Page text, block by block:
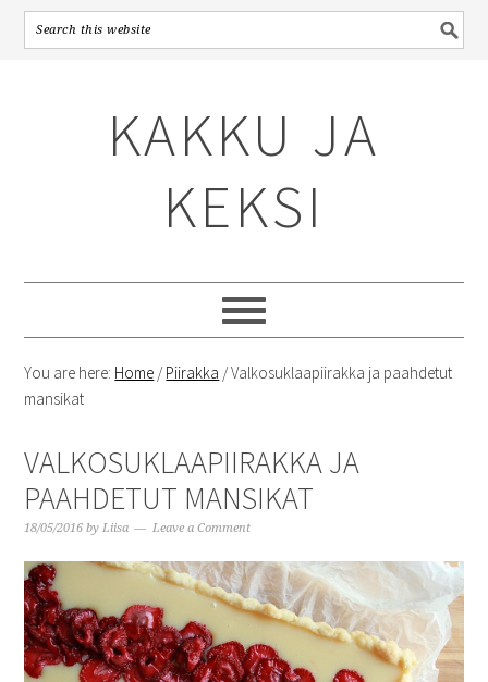
KAKKU JA
KEKSI
You are here: Home /Piirakka /Valkosuklaapiirakka ja paahdetut
mansikat
VALKOSUKLAAPIIRAKKA JA
PAAHDETUT MANSIKAT
18/05/2016 byLiisa Leave a Comment